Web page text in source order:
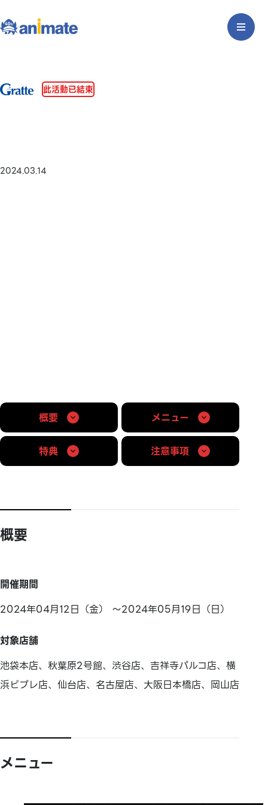
此活動已結束
2024.03.14
概要 メニュー
特典 注意事項
概要
開催期間
2024年04月12日（金） ～2024年05月19日（日）
対象店舗
池袋本店、秋葉原2号館、渋谷店、吉祥寺パルコ店、横
浜ビブレ店、仙台店、名古屋店、大阪日本橋店、岡山店
メニュー